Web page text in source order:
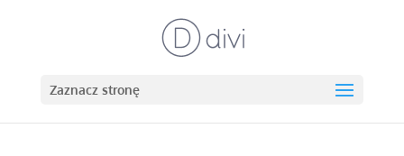
Zaznacz stronę